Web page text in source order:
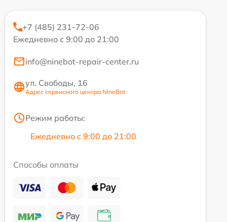
+7 (485) 231-72-06
Ежедневно с 9:00 до 21:00
info@ninebot-repair-center.ru
ул. Свободы, 16
Адрес сервисного центра NineBot
Режим работы:
Ежедневно с 9:00 до 21:00
Способы оплаты